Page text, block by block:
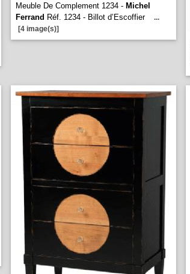
Meuble De Complement 1234 - Michel
Ferrand Réf. 1234 - Billot d’Escoffier
...
[4 image(s)]